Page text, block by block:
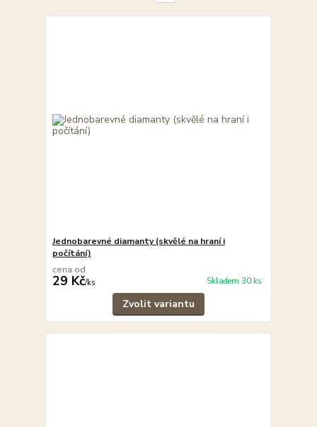
Jednobarevné diamanty (skvělé na hraní i
počítání)
cena od
29 Kč/ks Skladem 30 ks
Zvolit variantu